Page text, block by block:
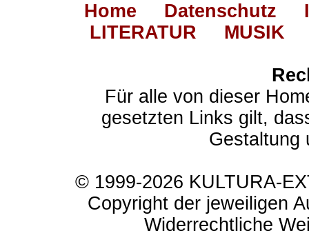
Home Datenschutz
LITERATUR
MUSIK
Für alle von dieser
gesetzten Links gilt,
Gestaltung
© 1999-2026 KULTURA-
Copyright der jeweiligen
Widerrechtliche